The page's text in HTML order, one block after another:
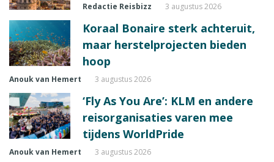
Redactie Reisbizz 3 augustus 2026
Koraal Bonaire sterk achteruit,
maar herstelprojecten bieden
hoop
Anouk van Hemert 3 augustus 2026
‘Fly As You Are’: KLM en andere
reisorganisaties varen mee
tijdens WorldPride
Anouk van Hemert 3 augustus 2026